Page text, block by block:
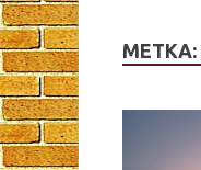
МЕТКА: